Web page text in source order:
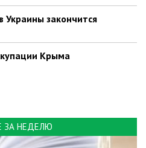
Украины закончится
Крыма
ЗА НЕДЕЛЮ